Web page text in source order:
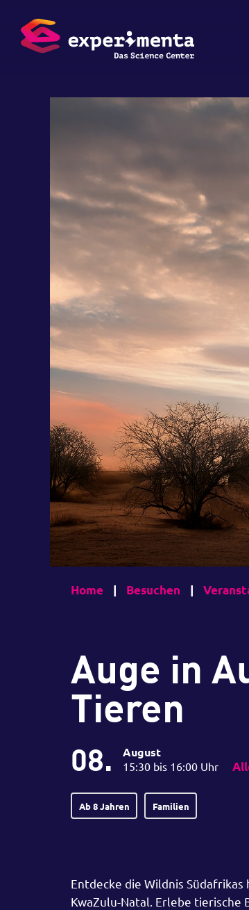
Home | Besuchen |
Auge in
Tieren
08. August
15:30 bis 16:00 Uhr
Ab 8 Jahren Familien
Entdecke die Wildnis
KwaZulu-Natal. Erlebe tierische